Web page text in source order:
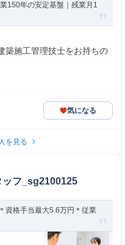
150年の安定基盤｜残業月1
築施工管理技士をお持ちの
気になる
を見る
ッフ_sg2100125
資格手当最大5.6万円＊従業